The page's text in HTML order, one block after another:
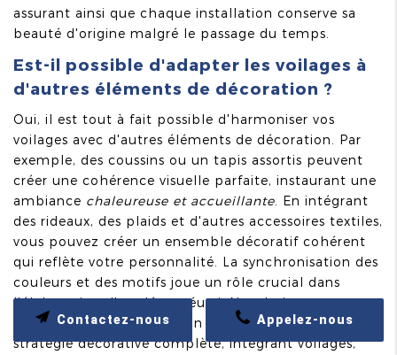
assurant ainsi que chaque installation conserve sa
beauté d'origine malgré le passage du temps.
Est-il possible d'adapter les voilages à
d'autres éléments de décoration ?
Oui, il est tout à fait possible d'harmoniser vos
voilages avec d'autres éléments de décoration. Par
exemple, des coussins ou un tapis assortis peuvent
créer une cohérence visuelle parfaite, instaurant une
ambiance chaleureuse et accueillante . En intégrant
des rideaux, des plaids et d'autres accessoires textiles,
vous pouvez créer un ensemble décoratif cohérent
qui reflète votre personnalité. La synchronisation des
couleurs et des motifs joue un rôle crucial dans
l'élaboration d'un décor réussi. Nos designers se
tiennent à votre disposition pour élaborer une
stratégie décorative complète, intégrant voilages,
Appelez-nous
Contactez-nous